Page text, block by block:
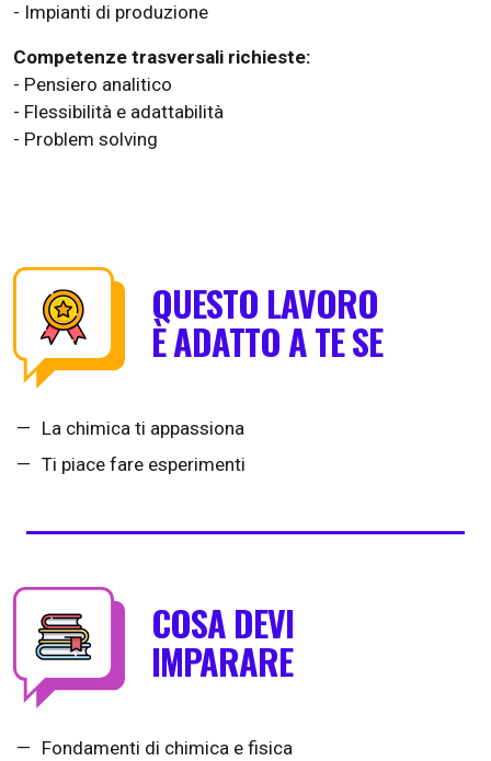
- Impianti di produzione
Competenze trasversali richieste:
- Pensiero analitico
- Flessibilità e adattabilità
- Problem solving
QUESTO LAVORO
È ADATTO A TE SE
La chimica ti appassiona
Ti piace fare esperimenti
COSA DEVI
IMPARARE
Fondamenti di chimica e fisica